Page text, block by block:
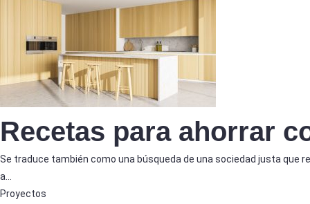
Recetas para ahorrar
Se traduce también como una búsqueda de una sociedad justa que
a…
Proyectos